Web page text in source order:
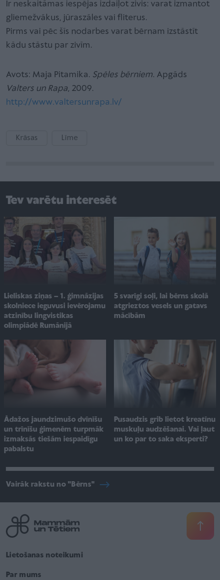
Ir neskaitāmas iespējas izdaiļot zivis: varat izmantot
gliemežvākus, jūraszāles vai fliterus.
Pirms vai pēc šīs nodarbes varat bērnam izstāstīt
kādu stāstu par zivīm.
Avots: Maja Pitamika. Spēles bērniem. Apgāds
Valters un Rapa, 2009.
http://www.valtersunrapa.lv/
Krāsas Līme
Tev varētu interesēt
Lieliskas ziņas – 1. ģimnāzijas
skolniece ieguvusi ievērojamu
atzinību lingvistikas
olimpiādē Rumānijā
5 svarīgi soļi, lai bērns skolā
atgrieztos vesels un gatavs
mācībām
Ādažos jaundzimušo dvīnīšu
un trīnīšu ģimenēm turpmāk
izmaksās tiešām iespaidīgu
pabalstu
Pusaudzis grib lietot kreatīnu
muskuļu audzēšanai. Vai ļaut
un ko par to saka eksperti?
Vairāk rakstu no "Bērns"
Lietošanas noteikumi
Par mums